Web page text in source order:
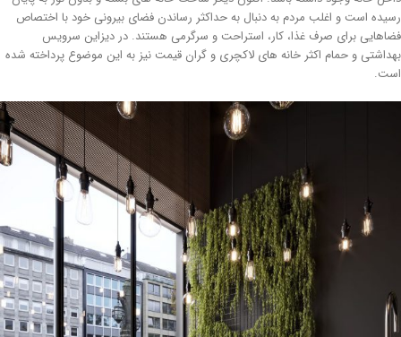
است و اغلب مردم به دنبال به حداکثر رساندن فضای بیرونی خود با اختصاص
برای صرف غذا، کار، استراحت و سرگرمی هستند. در دیزاین سرویس
و حمام اکثر خانه های لاکچری و گران قیمت نیز به این موضوع پرداخته شده